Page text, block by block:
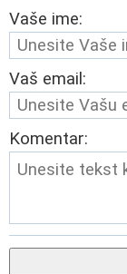
Vaše ime:
Vaš email:
Komentar: